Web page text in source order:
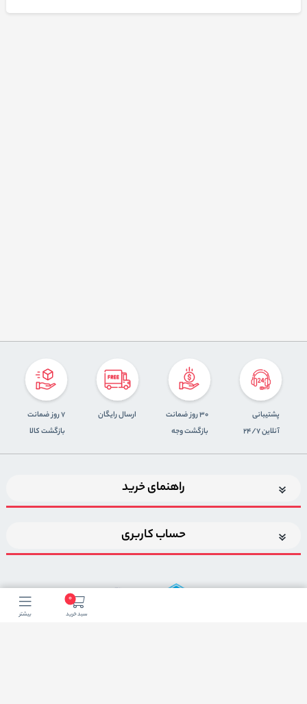
0
سبد خرید بیشتر
پشتیبانی
آنلاین 24/7
30 روز ضمانت
بازگشت وجه
ارسال رایگان
7 روز ضمانت
بازگشت کالا
راهنمای خرید
حساب کاربری